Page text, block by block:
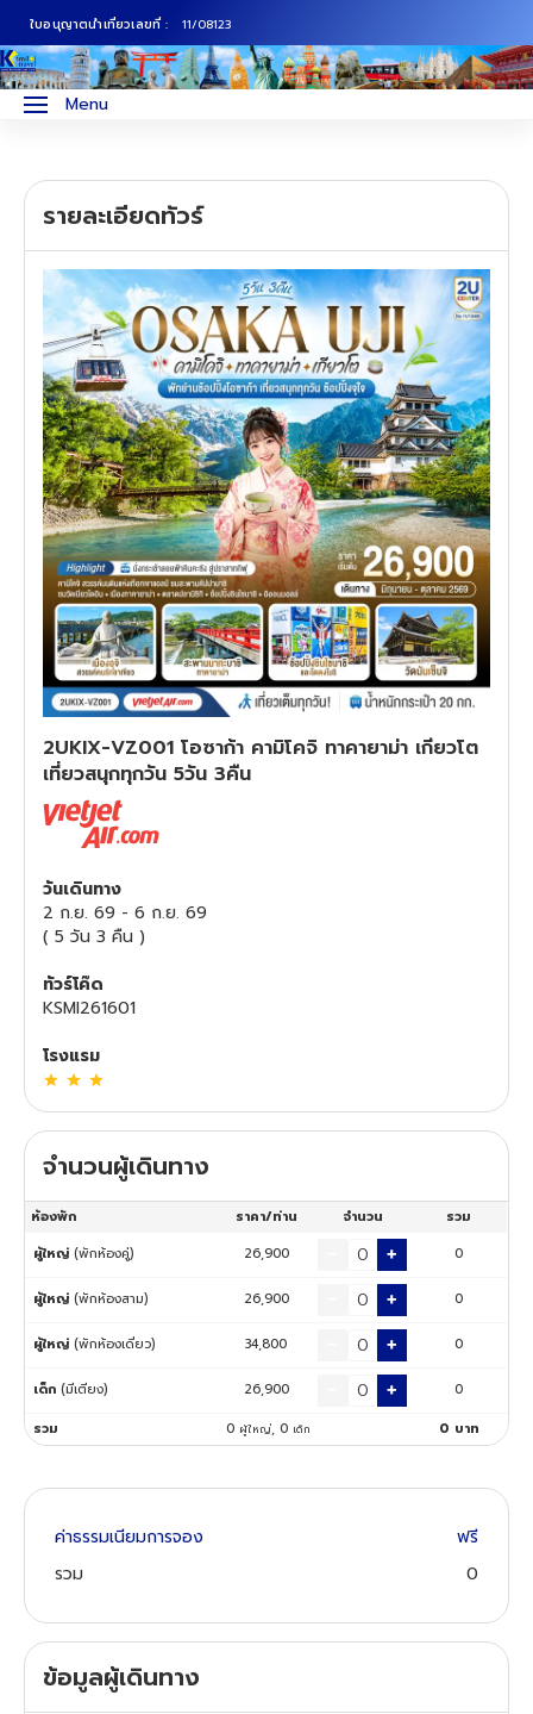
ใบอนุญาตนำเที่ยวเลขที่ : 11/08123
Menu
รายละเอียดทัวร์
2UKIX-VZ001 โอซาก้า คามิโคจิ ทาคายาม่า เกียวโต
เที่ยวสนุกทุกวัน 5วัน 3คืน
วันเดินทาง
2 ก.ย. 69 - 6 ก.ย. 69
( 5 วัน 3 คืน )
ทัวร์โค๊ด
KSMI261601
โรงแรม
จำนวนผู้เดินทาง
ห้องพัก ราคา/ท่าน จำนวน
รวม
ผู้ใหญ่ (พักห้องคู่) 26,900 0
ผู้ใหญ่ (พักห้องสาม) 26,900 0
ผู้ใหญ่ (พักห้องเดี่ยว) 34,800 0
เด็ก (มีเตียง) 26,900
0
รวม
0 ผู้ใหญ่, 0 เด็ก 0 บาท
ค่าธรรมเนียมการจอง
ฟรี
รวม
0
ข้อมูลผู้เดินทาง
ทัวร์ญี่ปุ่น
ทัวร์ยุโรป
ทัวร์สแกนดิเนเวีย
ทัวร์จีน
ทัวร์ฮ่องกง
ทัวร์สิงคโปร์
ทัวร์ตุรเคีย
ทัวร์สวิตเซอร์แลนด์
ทัวร์พม่า
ทัวร์ลาว
ทัวร์มัลดีฟส์
ทัวร์เวียดนาม
ทัวร์อียิปต์
ทัวร์จอร์เจีย
ทัวร์อินเดีย
ทัวร์บาหลี
ทัวร์ออสเตรเลีย
ภาคเหนือ
ภาคอีสาน
ภาคตะวันตก
ภาคตะวันออก